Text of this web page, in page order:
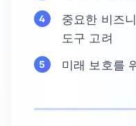
중요한 비즈
도구 고려
미래 보호를